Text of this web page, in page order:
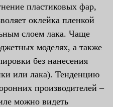
пластиковых фар,
оклейка пленкой
слоем лака. Чаще
моделях, а также
без нанесения
или лака). Тенденцию
производителей –
можно видеть